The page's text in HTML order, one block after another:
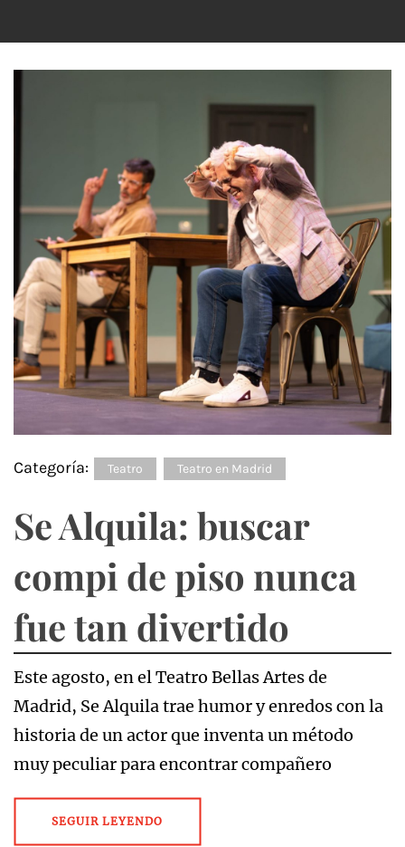
Categoría: Teatro Teatro en Madrid
Se Alquila: buscar
compi de piso nunca
fue tan divertido
Este agosto, en el Teatro Bellas Artes de
Madrid, Se Alquila trae humor y enredos con la
historia de un actor que inventa un método
muy peculiar para encontrar compañero
SEGUIR LEYENDO